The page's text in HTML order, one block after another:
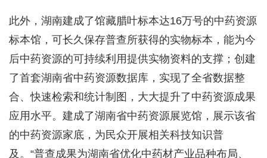
此外，湖南建成了馆藏腊叶标本达16万号的中药资源
标本馆，可长久保存普查所获得的实物标本，能为今
后中药资源的可持续利用提供实物资料的支撑；创建
了首套湖南省中药资源数据库，实现了全省数据整
合、快速检索和统计制图，大大提升了中药资源成果
应用水平。建成了湖南省中药资源展览馆，展示该省
的中药资源家底，为民众开展相关科技知识普
及。“普查成果为湖南省优化中药材产业品种布局、